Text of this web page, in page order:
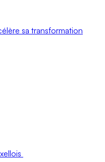
sa transformation